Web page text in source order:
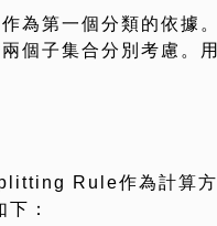
為第一個分類的依據。
個子集合分別考慮。用
Rule作為計算方
：